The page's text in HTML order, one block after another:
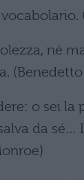
né
o sei la
da